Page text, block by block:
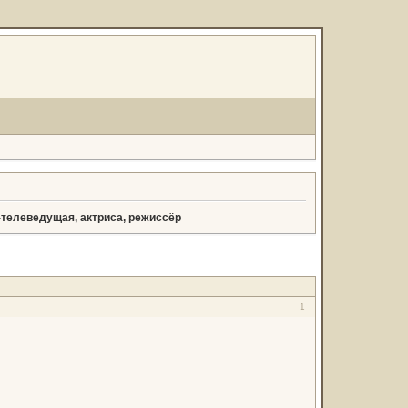
актриса, режиссёр
1